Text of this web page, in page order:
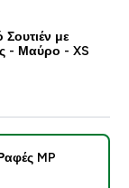
Σουτιέν με
- Μαύρο - XS
MP